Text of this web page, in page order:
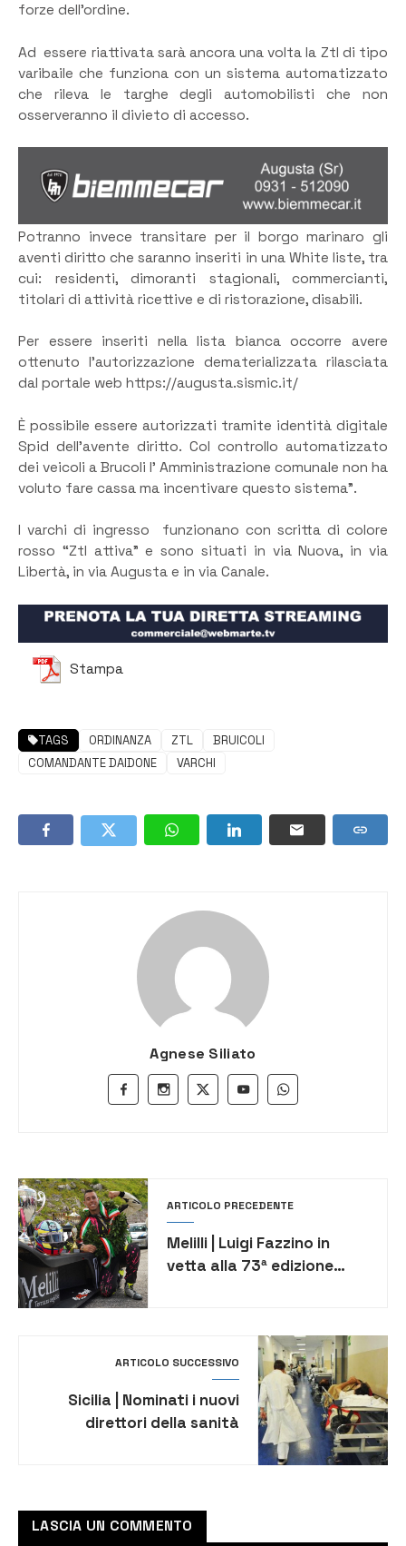
forze dell’ordine.
Ad essere riattivata sarà ancora una volta la Ztl di tipo
varibaile che funziona con un sistema automatizzato
che rileva le targhe degli automobilisti che non
osserveranno il divieto di accesso.
Potranno invece transitare per il borgo marinaro gli
aventi diritto che saranno inseriti in una White liste, tra
cui: residenti, dimoranti stagionali, commercianti,
titolari di attività ricettive e di ristorazione, disabili.
Per essere inseriti nella lista bianca occorre avere
ottenuto l’autorizzazione dematerializzata rilasciata
dal portale web https://augusta.sismic.it/
È possibile essere autorizzati tramite identità digitale
Spid dell’avente diritto. Col controllo automatizzato
dei veicoli a Brucoli l’ Amministrazione comunale non ha
voluto fare cassa ma incentivare questo sistema”.
I varchi di ingresso funzionano con scritta di colore
rosso “Ztl attiva” e sono situati in via Nuova, in via
Libertà, in via Augusta e in via Canale.
Stampa
TAGS ORDINANZA ZTL
BRUICOLI
COMANDANTE DAIDONE
VARCHI
Agnese Siliato
ARTICOLO PRECEDENTE
Melilli | Luigi Fazzino in
vetta alla 73ª edizione
ARTICOLO SUCCESSIVO
Sicilia | Nominati i nuovi
direttori della sanità
LASCIA UN COMMENTO